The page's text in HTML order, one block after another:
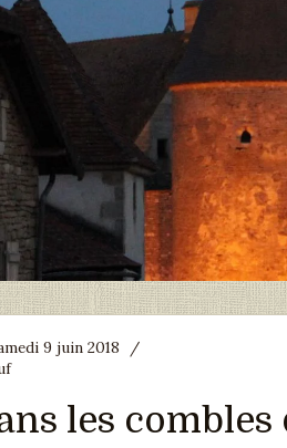
9 juin 2018
/
les combles